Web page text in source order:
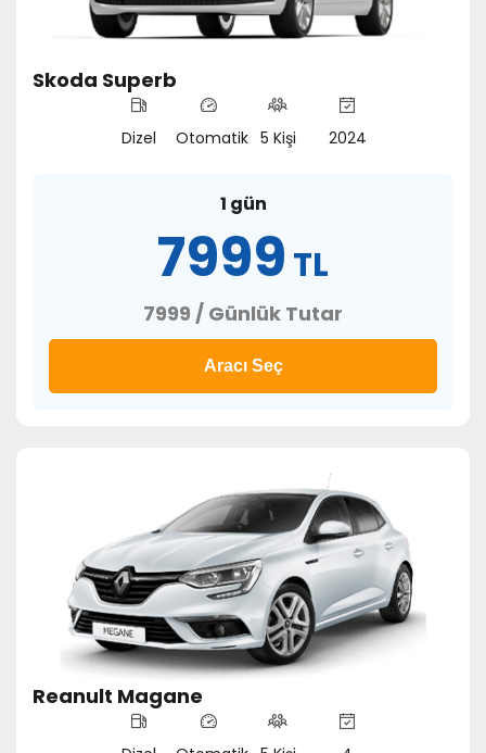
Skoda Superb
Dizel Otomatik 5 Kişi 2024
1 gün
7999 TL
7999 / Günlük Tutar
Aracı Seç
Reanult Magane